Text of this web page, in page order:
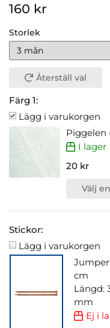
160 kr
Storlek
Återställ val
Färg 1:
Lägg i varukorgen
Piggelen
I lager
20 kr
Välj
Stickor:
Lägg i varukorgen
cm
Längd:
mm
Ej i